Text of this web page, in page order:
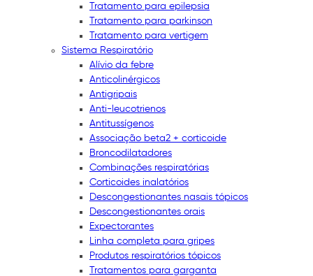
Tratamento para epilepsia
Tratamento para parkinson
Tratamento para vertigem
Sistema Respiratório
Alívio da febre
Anticolinérgicos
Antigripais
Anti-leucotrienos
Antitussígenos
Associação beta2 + corticoide
Broncodilatadores
Combinações respiratórias
Corticoides inalatórios
Descongestionantes nasais tópicos
Descongestionantes orais
Expectorantes
Linha completa para gripes
Produtos respiratórios tópicos
Tratamentos para garganta